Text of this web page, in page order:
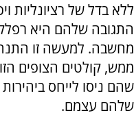
ללא בדל של רציונליות
התגובה שלהם היא
מחשבה. למעשה זו
ממש, קולטים הצופים
שהם ניסו לייחס
שלהם עצמם.